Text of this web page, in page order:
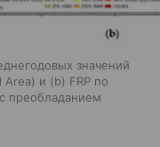
значений
Area) и (b) FRP по
преобладанием